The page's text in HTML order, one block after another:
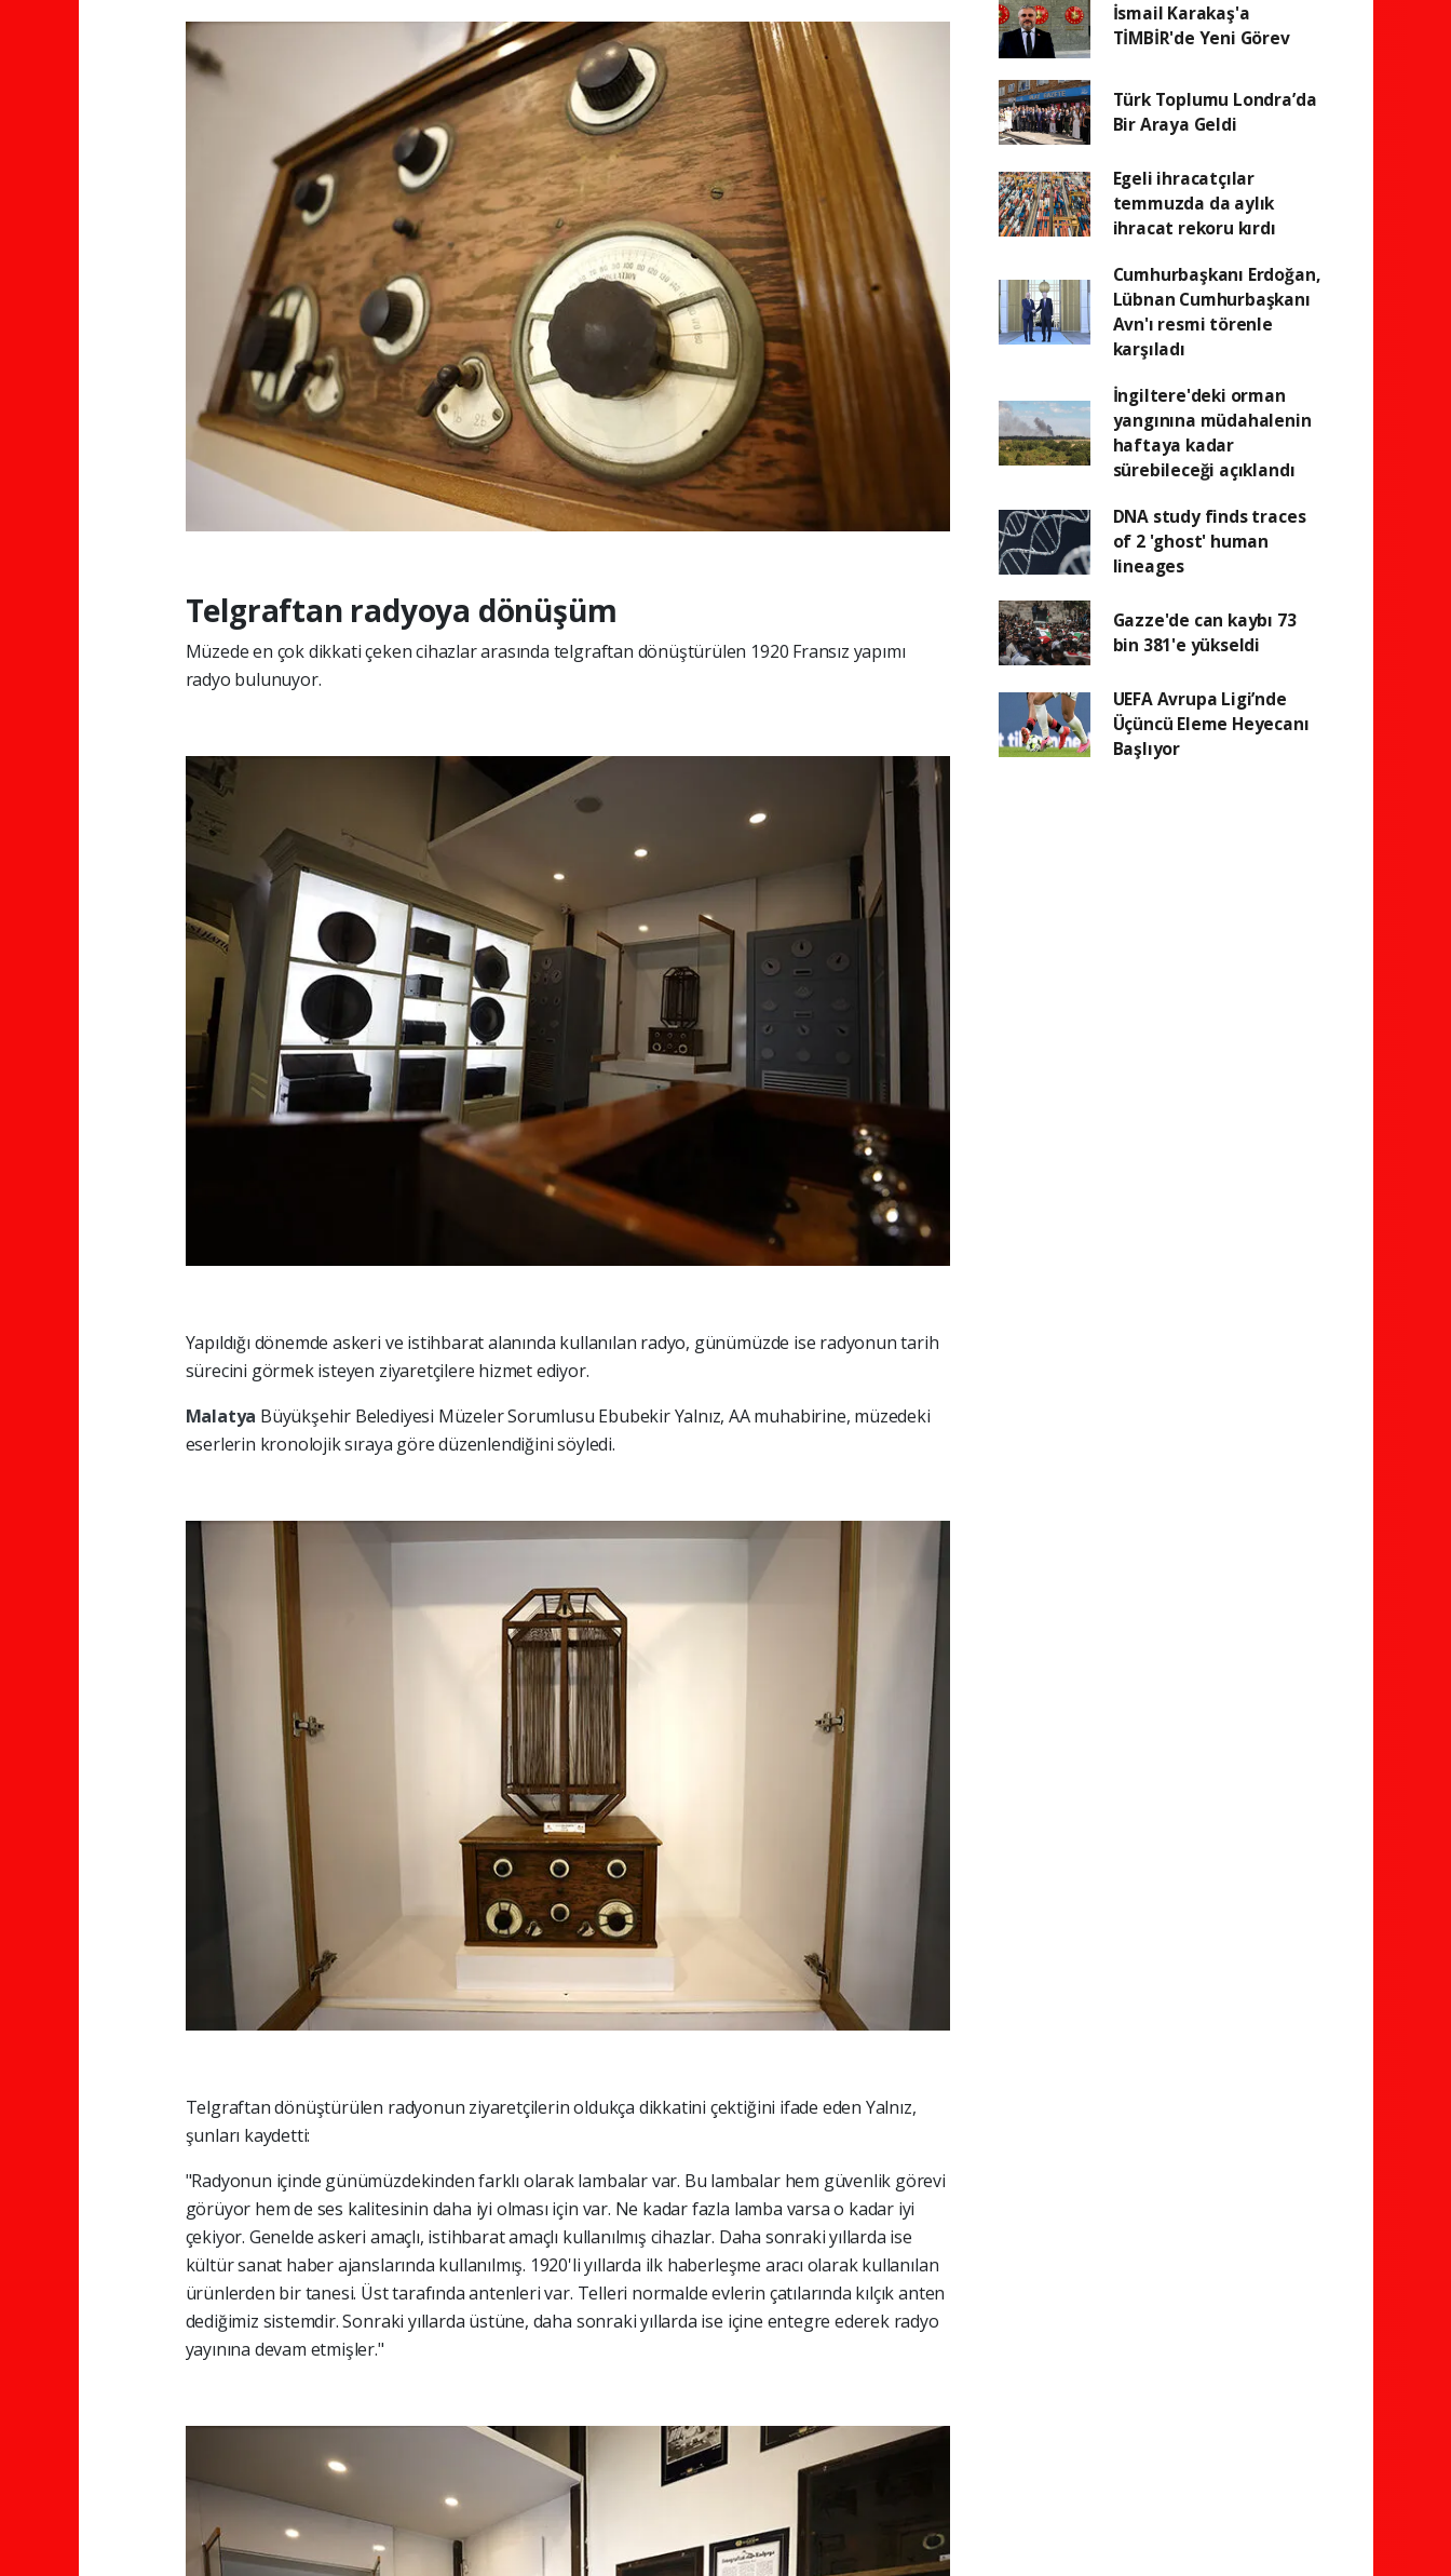
Telgraftan radyoya dönüşüm
Müzede en çok dikkati çeken cihazlar arasında telgraftan dönüştürülen 1920 Fransız yapımı
radyo bulunuyor.
Yapıldığı dönemde askeri ve istihbarat alanında kullanılan radyo, günümüzde ise radyonun tarih
sürecini görmek isteyen ziyaretçilere hizmet ediyor.
Malatya Büyükşehir Belediyesi Müzeler Sorumlusu Ebubekir Yalnız, AA muhabirine, müzedeki
eserlerin kronolojik sıraya göre düzenlendiğini söyledi.
Telgraftan dönüştürülen radyonun ziyaretçilerin oldukça dikkatini çektiğini ifade eden Yalnız,
şunları kaydetti:
"Radyonun içinde günümüzdekinden farklı olarak lambalar var. Bu lambalar hem güvenlik görevi
görüyor hem de ses kalitesinin daha iyi olması için var. Ne kadar fazla lamba varsa o kadar iyi
çekiyor. Genelde askeri amaçlı, istihbarat amaçlı kullanılmış cihazlar. Daha sonraki yıllarda ise
kültür sanat haber ajanslarında kullanılmış. 1920'li yıllarda ilk haberleşme aracı olarak kullanılan
ürünlerden bir tanesi. Üst tarafında antenleri var. Telleri normalde evlerin çatılarında kılçık anten
dediğimiz sistemdir. Sonraki yıllarda üstüne, daha sonraki yıllarda ise içine entegre ederek radyo
yayınına devam etmişler."
İsmail Karakaş'a
TİMBİR'de Yeni Görev
Türk Toplumu Londra’da
Bir Araya Geldi
Egeli ihracatçılar
temmuzda da aylık
ihracat rekoru kırdı
Cumhurbaşkanı Erdoğan,
Lübnan Cumhurbaşkanı
Avn'ı resmi törenle
karşıladı
İngiltere'deki orman
yangınına müdahalenin
haftaya kadar
sürebileceği açıklandı
DNA study finds traces
of 2 'ghost' human
lineages
Gazze'de can kaybı 73
bin 381'e yükseldi
UEFA Avrupa Ligi’nde
Üçüncü Eleme Heyecanı
Başlıyor